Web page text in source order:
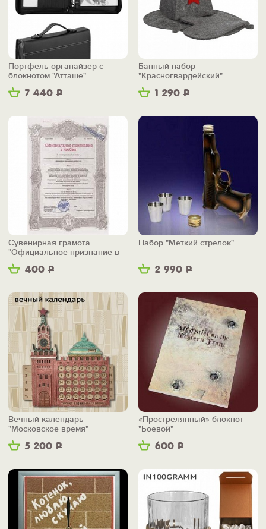
7 440 Р
Портфель-органайзер с
блокнотом "Атташе"
1 290 Р
Банный набор
"Красногвардейский"
400 Р
Сувенирная грамота
"Официальное признание в
любви"
2 990 Р
Набор "Меткий стрелок"
5 200 Р
Вечный календарь
"Московское время"
600 Р
«Прострелянный» блокнот
"Боевой"